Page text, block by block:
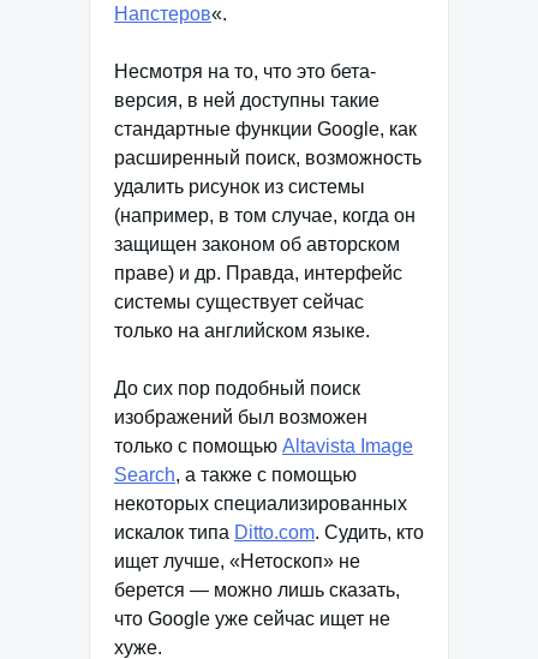
Напстеров«.
Несмотря на то, что это бета-
версия, в ней доступны такие
стандартные функции Google, как
расширенный поиск, возможность
удалить рисунок из системы
(например, в том случае, когда он
защищен законом об авторском
праве) и др. Правда, интерфейс
системы существует сейчас
только на английском языке.
До сих пор подобный поиск
изображений был возможен
только с помощью Altavista Image
Search, а также с помощью
некоторых специализированных
искалок типа Ditto.com. Судить, кто
ищет лучше, «Нетоскоп» не
берется — можно лишь сказать,
что Google уже сейчас ищет не
хуже.